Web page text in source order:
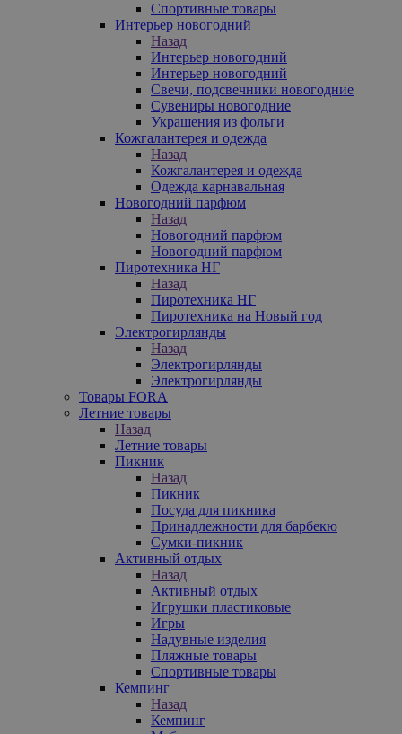
Спортивные товары
Интерьер новогодний
Назад
Интерьер новогодний
Интерьер новогодний
Свечи, подсвечники новогодние
Сувениры новогодние
Украшения из фольги
Кожгалантерея и одежда
Назад
Кожгалантерея и одежда
Одежда карнавальная
Новогодний парфюм
Назад
Новогодний парфюм
Новогодний парфюм
Пиротехника НГ
Назад
Пиротехника НГ
Пиротехника на Новый год
Электрогирлянды
Назад
Электрогирлянды
Электрогирлянды
Товары FORA
Летние товары
Назад
Летние товары
Пикник
Назад
Пикник
Посуда для пикника
Принадлежности для барбекю
Сумки-пикник
Активный отдых
Назад
Активный отдых
Игрушки пластиковые
Игры
Надувные изделия
Пляжные товары
Спортивные товары
Кемпинг
Назад
Кемпинг